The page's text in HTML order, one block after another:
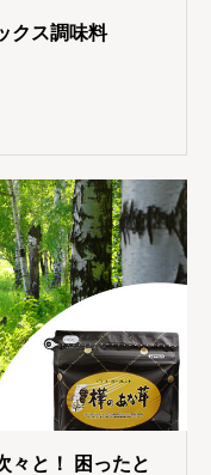
クス調味料
々と！ 困ったと